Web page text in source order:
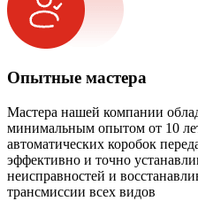
Опытные мастера
Мастера нашей компании
минимальным опытом от 10
автоматических коробок
эффективно и точно
неисправностей и
трансмиссии всех видов